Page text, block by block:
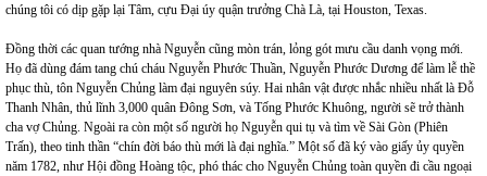
chúng tôi có dịp gặp lại Tâm, cựu Đại úy quận trưởng Chà Là, tại Houston, Texas.
Đồng thời các quan tướng nhà Nguyễn cũng mòn trán, lỏng gót mưu cầu danh vọng mới.
Họ đã dùng đám tang chú cháu Nguyễn Phước Thuần, Nguyễn Phước Dương để làm lễ thề
phục thù, tôn Nguyễn Chủng làm đại nguyên súy. Hai nhân vật được nhắc nhiều nhất là Đỗ
Thanh Nhân, thủ lĩnh 3,000 quân Đông Sơn, và Tống Phước Khuông, người sẽ trở thành
cha vợ Chủng. Ngoài ra còn một số người họ Nguyễn qui tụ và tìm về Sài Gòn (Phiên
Trấn), theo tinh thần “chín đời báo thù mới là đại nghĩa.” Một số đã ký vào giấy ủy quyền
năm 1782, như Hội đồng Hoàng tộc, phó thác cho Nguyễn Chủng toàn quyền đi cầu ngoại